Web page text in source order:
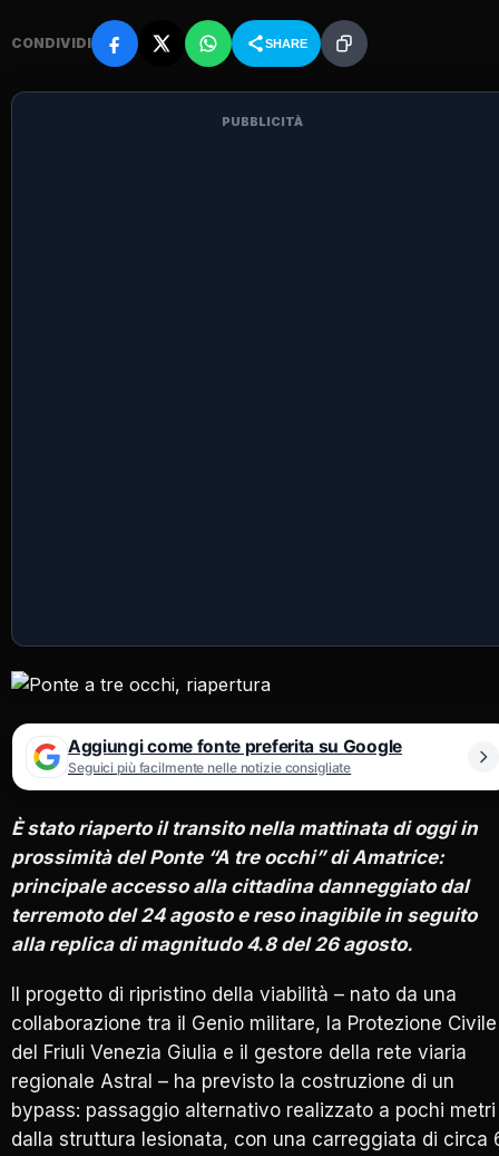
CONDIVIDI SHARE
PUBBLICITÀ
Aggiungi come fonte preferita su Google
Seguici più facilmente nelle notizie consigliate
È stato riaperto il transito nella mattinata di oggi in
prossimità del Ponte “A tre occhi” di Amatrice:
principale accesso alla cittadina danneggiato dal
terremoto del 24 agosto e reso inagibile in seguito
alla replica di magnitudo 4.8 del 26 agosto.
Il progetto di ripristino della viabilità – nato da una
collaborazione tra il Genio militare, la Protezione Civile
del Friuli Venezia Giulia e il gestore della rete viaria
regionale Astral – ha previsto la costruzione di un
bypass: passaggio alternativo realizzato a pochi metri
dalla struttura lesionata, con una carreggiata di circa